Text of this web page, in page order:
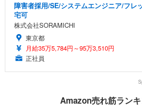
障害者採用/SE/システムエンジニア/フレ
宅可
株式会社SORAMICHI
東京都
月給35万5,784円～95万3,510円
正社員
Amazon売れ筋ラン